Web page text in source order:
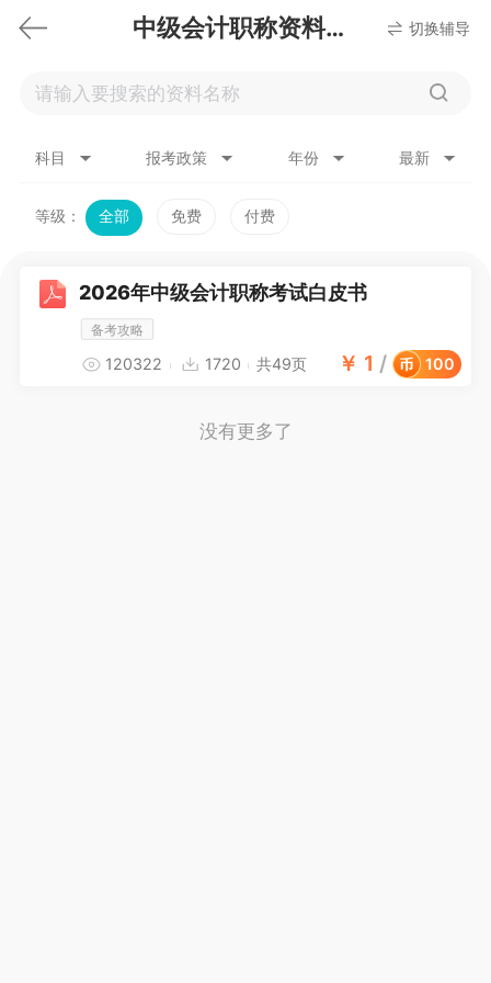
中级会计职称资料下载 切换辅导
科目 报考政策 年份 最新
等级： 全部 免费 付费
2026年中级会计职称考试白皮书
备考攻略
120322 1720 共49页 ￥ 1 / 100
没有更多了